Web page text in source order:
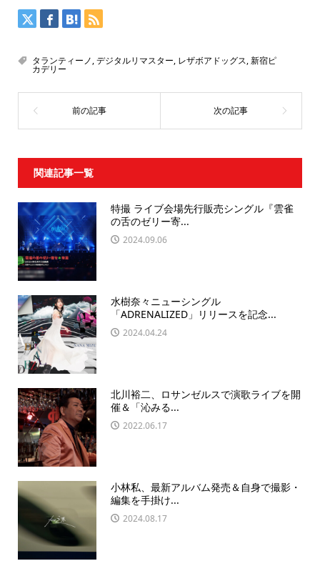
タランティーノ,デジタルリマスター, レザボアドッグス,新宿ピ
カデリー
関連記事一覧
特撮 ライブ会場先行販売シングル『雲雀
の舌のゼリー寄...
2024.09.06
水樹奈々ニューシングル
「ADRENALIZED」リリースを記念...
2024.04.24
北川裕二、ロサンゼルスで演歌ライブを開
催＆「沁みる...
2022.06.17
小林私、最新アルバム発売＆自身で撮影・
編集を手掛け...
2024.08.17